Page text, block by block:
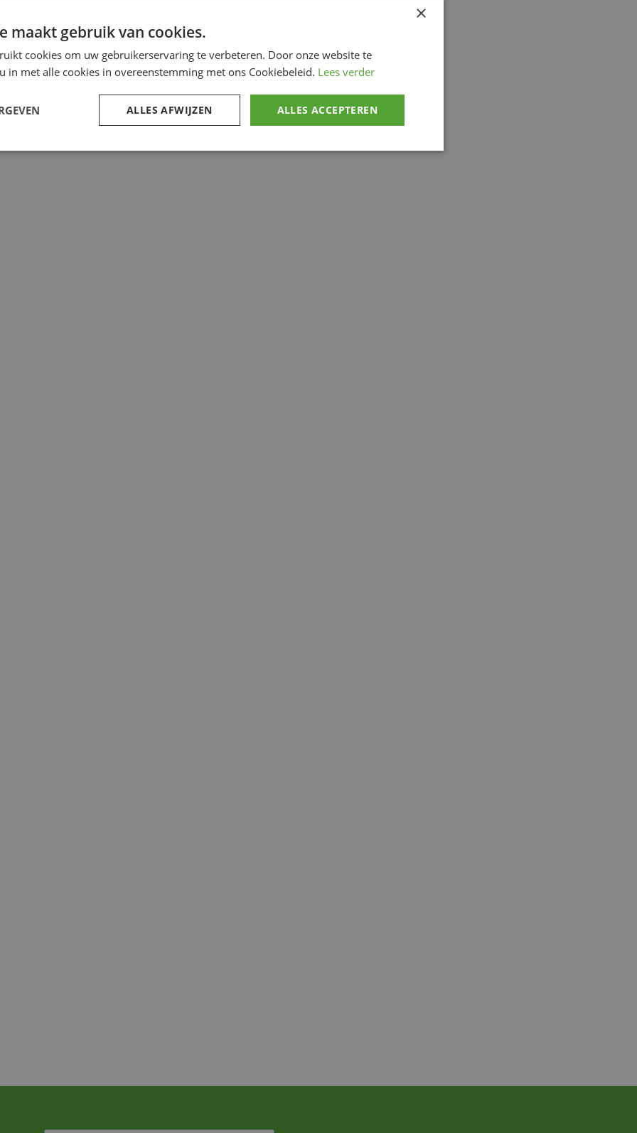
×
maakt gebruik van cookies.
cookies om uw gebruikerservaring te verbeteren. Door onze website te
in met alle cookies in overeenstemming met ons Cookiebeleid. Lees verder
ALLES ACCEPTEREN
ALLES AFWIJZEN